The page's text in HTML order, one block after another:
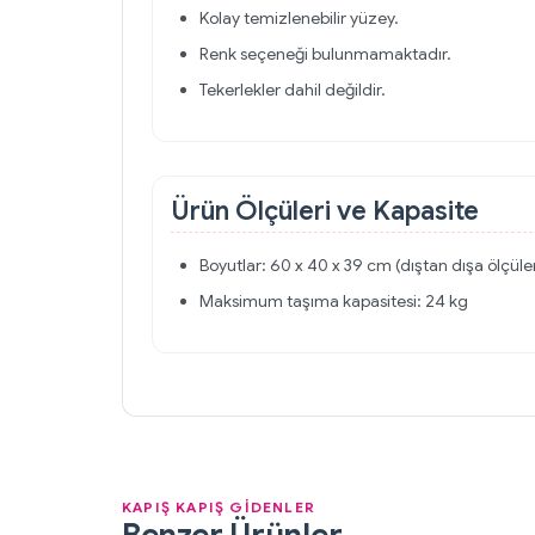
Kolay temizlenebilir yüzey.
Renk seçeneği bulunmamaktadır.
Tekerlekler dahil değildir.
Ürün Ölçüleri ve Kapasite
Boyutlar: 60 x 40 x 39 cm (dıştan dışa
Maksimum taşıma kapasitesi: 24 kg
KAPIŞ KAPIŞ GİDENLER